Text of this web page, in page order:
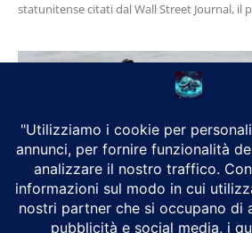
statunitense citati dal Wall Street Journal, il